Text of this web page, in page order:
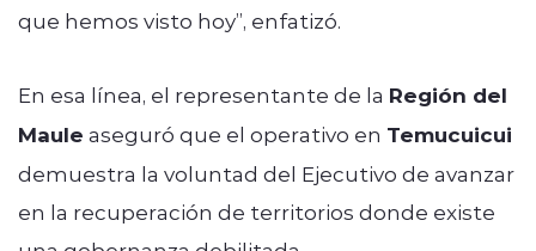
que hemos visto hoy”, enfatizó.
En esa línea, el representante de la Región del
Maule aseguró que el operativo en Temucuicui
demuestra la voluntad del Ejecutivo de avanzar
en la recuperación de territorios donde existe